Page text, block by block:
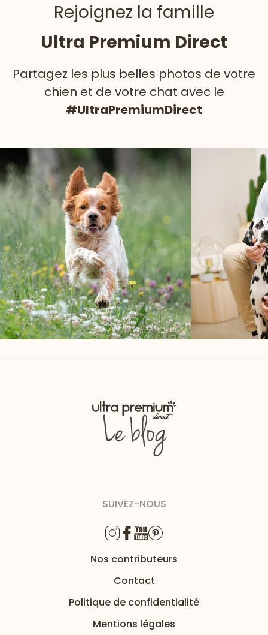
Rejoignez la famille
Ultra Premium Direct
Partagez les plus belles photos de votre
chien et de votre chat avec le
#UltraPremiumDirect
SUIVEZ-NOUS
Nos contributeurs
Contact
Politique de confidentialité
Mentions légales